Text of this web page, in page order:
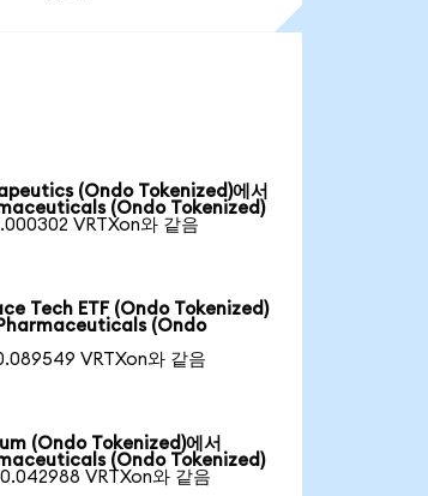
(Ondo Tokenized)에서
(Ondo Tokenized)
VRTXon와 같음
Tech ETF (Ondo Tokenized)
(Ondo
VRTXon와 같음
(Ondo Tokenized)에서
(Ondo Tokenized)
VRTXon와 같음